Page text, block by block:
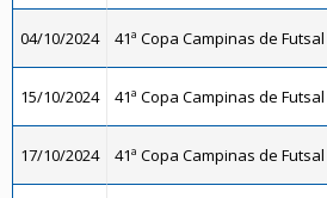
04/10/2024 41ª Copa Campinas de
15/10/2024 41ª Copa Campinas de
17/10/2024 41ª Copa Campinas de